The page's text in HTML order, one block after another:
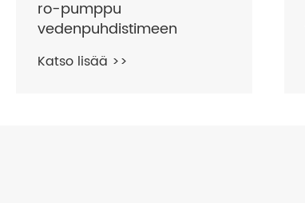
ro-pumppu
vedenpuhdistimeen
Katso lisää >>